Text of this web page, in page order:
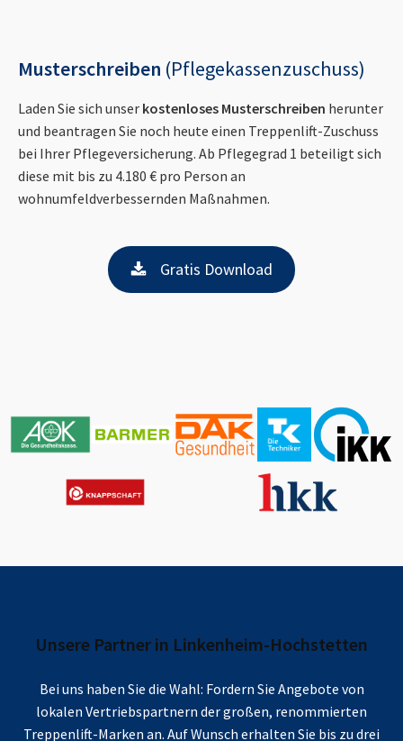
Musterschreiben (Pflegekassenzuschuss)
Laden Sie sich unser kostenloses Musterschreiben herunter
und beantragen Sie noch heute einen Treppenlift-Zuschuss
bei Ihrer Pflegeversicherung. Ab Pflegegrad 1 beteiligt sich
diese mit bis zu 4.180 € pro Person an
wohnumfeldverbessernden Maßnahmen.
Gratis Download
Unsere Partner in Linkenheim-Hochstetten
Bei uns haben Sie die Wahl: Fordern Sie Angebote von
lokalen Vertriebspartnern der großen, renommierten
Treppenlift-Marken an. Auf Wunsch erhalten Sie bis zu drei